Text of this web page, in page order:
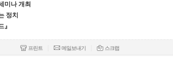
미나 개최
정치
』
프린트 메일보내기 스크랩